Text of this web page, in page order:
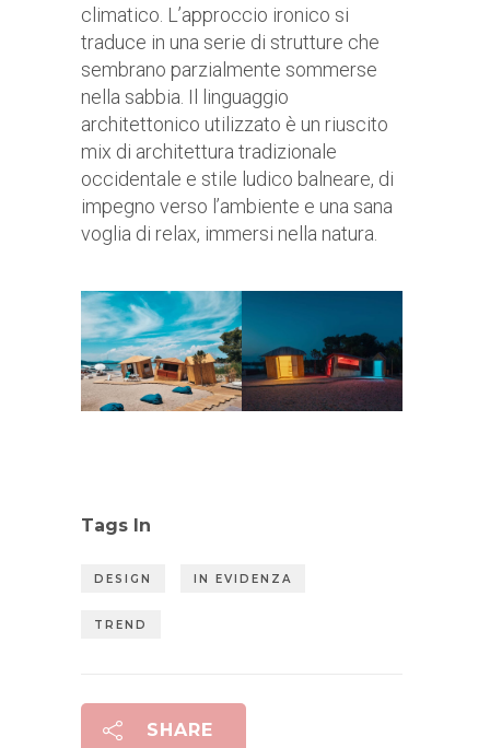
climatico. L’approccio ironico si
traduce in una serie di strutture che
sembrano parzialmente sommerse
nella sabbia. Il linguaggio
architettonico utilizzato è un riuscito
mix di architettura tradizionale
occidentale e stile ludico balneare, di
impegno verso l’ambiente e una sana
voglia di relax, immersi nella natura.
Tags In
DESIGN IN EVIDENZA
TREND
SHARE